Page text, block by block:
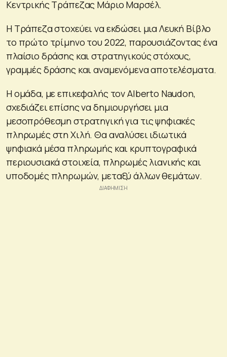
Κεντρικής Τράπεζας Μάριο Μαρσέλ.
Η Τράπεζα στοχεύει να εκδώσει μια Λευκή Βίβλο
το πρώτο τρίμηνο του 2022, παρουσιάζοντας ένα
πλαίσιο δράσης και στρατηγικούς στόχους,
γραμμές δράσης και αναμενόμενα αποτελέσματα.
Η ομάδα, με επικεφαλής τον Alberto Naudon,
σχεδιάζει επίσης να δημιουργήσει μια
μεσοπρόθεσμη στρατηγική για τις ψηφιακές
πληρωμές στη Χιλή. Θα αναλύσει ιδιωτικά
ψηφιακά μέσα πληρωμής και κρυπτογραφικά
περιουσιακά στοιχεία, πληρωμές λιανικής και
υποδομές πληρωμών, μεταξύ άλλων θεμάτων.